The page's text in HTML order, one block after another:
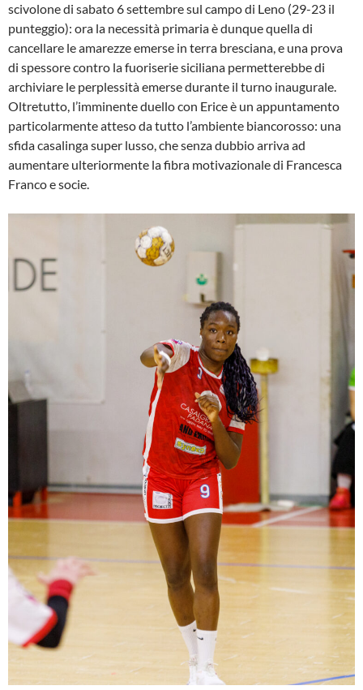
scivolone di sabato 6 settembre sul campo di Leno (29-23 il
punteggio): ora la necessità primaria è dunque quella di
cancellare le amarezze emerse in terra bresciana, e una prova
di spessore contro la fuoriserie siciliana permetterebbe di
archiviare le perplessità emerse durante il turno inaugurale.
Oltretutto, l’imminente duello con Erice è un appuntamento
particolarmente atteso da tutto l’ambiente biancorosso: una
sfida casalinga super lusso, che senza dubbio arriva ad
aumentare ulteriormente la fibra motivazionale di Francesca
Franco e socie.